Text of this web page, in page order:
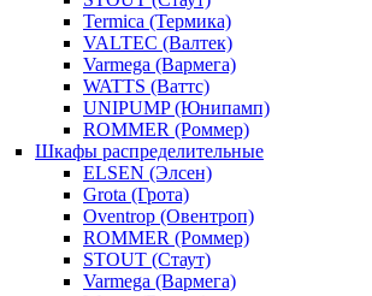
Termica (Термика)
VALTEC (Валтек)
Varmega (Вармега)
WATTS (Ваттс)
UNIPUMP (Юнипамп)
ROMMER (Роммер)
Шкафы распределительные
ELSEN (Элсен)
Grota (Грота)
Oventrop (Овентроп)
ROMMER (Роммер)
STOUT (Стаут)
Varmega (Вармега)